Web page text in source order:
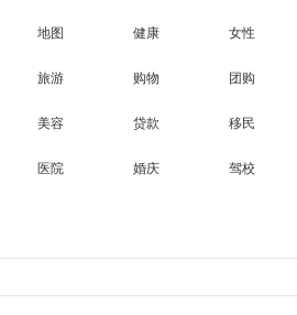
地图 健康 女性
旅游 购物 团购
美容 贷款 移民
医院 婚庆 驾校